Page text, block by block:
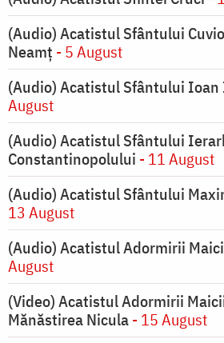
(Audio) Acatistul Sfântului
Neamț - 5 August
(Audio) Acatistul Sfântului
August
(Audio) Acatistul Sfântului
Constantinopolului - 11 August
(Audio) Acatistul Sfântului
13 August
(Audio) Acatistul Adormirii
August
(Video) Acatistul Adormirii
Mănăstirea Nicula- 15 August